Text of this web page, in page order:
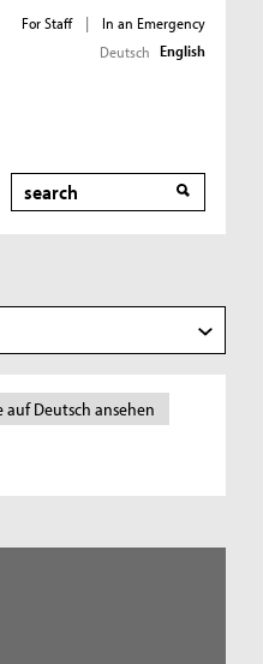
For Staff |
In an Emergency
Deutsch English
Search
auf Deutsch ansehen